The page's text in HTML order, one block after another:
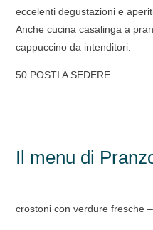
eccelenti degustazioni e
Anche cucina casalinga a
cappuccino da intenditori.
50 POSTI A SEDERE
Il menu di
crostoni con verdure fresche